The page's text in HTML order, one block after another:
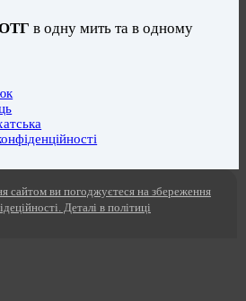
в одну мить та в одному
сайтом ви погоджуєтеся на збереження
Деталі в політиці